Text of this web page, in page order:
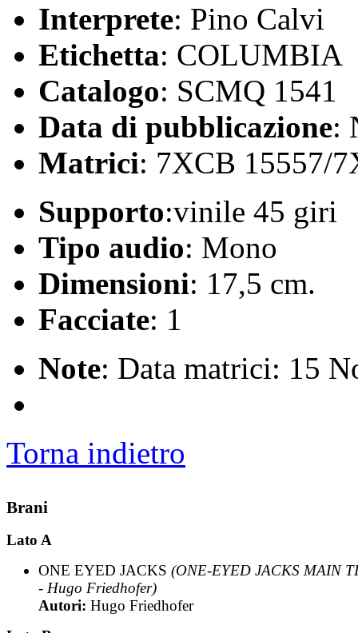
Interprete: Pino Calvi
Etichetta: COLUMBIA
Catalogo: SCMQ 1541
Data di pubblicazione:
Matrici: 7XCB 15557/
Supporto:vinile 45 giri
Tipo audio: Mono
Dimensioni: 17,5 cm.
Facciate: 1
Note: Data matrici: 15
Torna indietro
Brani
Lato A
ONE EYED JACKS (ONE-EYED JACKS MAIN
- Hugo Friedhofer)
Autori: Hugo Friedhofer